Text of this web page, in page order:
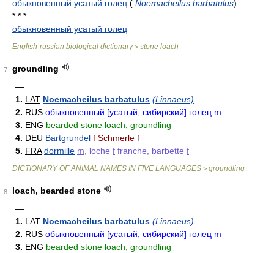
обыкновенный усатый голец ( Noemacheilus barbatulus)
* * *
обыкновенный усатый голец
English-russian biological dictionary> stone loach
7
groundling
—
1. LAT Noemacheilus barbatulus (Linnaeus)
2. RUS обыкновенный [усатый, сибирский] голец m
3. ENG bearded stone loach, groundling
4. DEU Bartgrundel f Schmerle f
5. FRA dormille m , loche f franche, barbette f
DICTIONARY OF ANIMAL NAMES IN FIVE LANGUAGES > groundling
8
loach, bearded stone
—
1. LAT Noemacheilus barbatulus (Linnaeus)
2. RUS обыкновенный [усатый, сибирский] голец m
3. ENG bearded stone loach, groundling